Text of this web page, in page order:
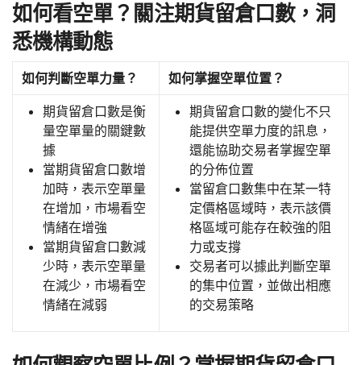
如何看空單？關注期貨留倉口數，洞
悉機構動態
如何判斷空單力量？ 如何掌握空單位置？
期貨留倉口數是衡
量空單量的關鍵數
據
當期貨留倉口數增
加時，表示空單量
在增加，市場看空
情緒在增強
當期貨留倉口數減
少時，表示空單量
在減少，市場看空
情緒在減弱
期貨留倉口數的變化不只
能提供空單力度的訊息，
還能協助交易者掌握空單
的分佈位置
當留倉口數集中在某一特
定價格區域時，表示該價
格區域可能存在較強的阻
力或支撐
交易者可以據此判斷空單
的集中位置，並做出相應
的交易策略